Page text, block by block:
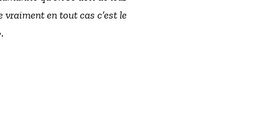
vraiment en tout cas c’est le